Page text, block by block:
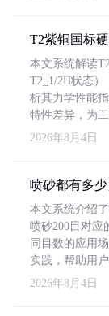
T2紫铜国标
本文系统解读
T2_1/2H状态）
析其力学性能
特性差异，为
2026年8月4日
喷砂都有多少
本文系统介绍
喷砂200目对应
同目数的应用
实践，帮助用
2026年8月4日